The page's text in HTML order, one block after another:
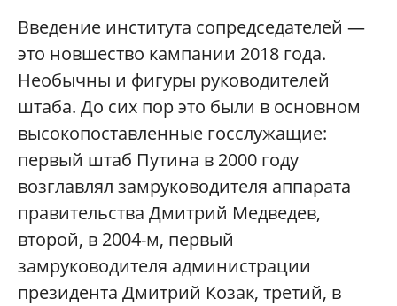
Введение института сопредседателей —
это новшество кампании 2018 года.
Необычны и фигуры руководителей
штаба. До сих пор это были в основном
высокопоставленные госслужащие:
первый штаб Путина в 2000 году
возглавлял замруководителя аппарата
правительства Дмитрий Медведев,
второй, в 2004-м, первый
замруководителя администрации
президента Дмитрий Козак, третий, в